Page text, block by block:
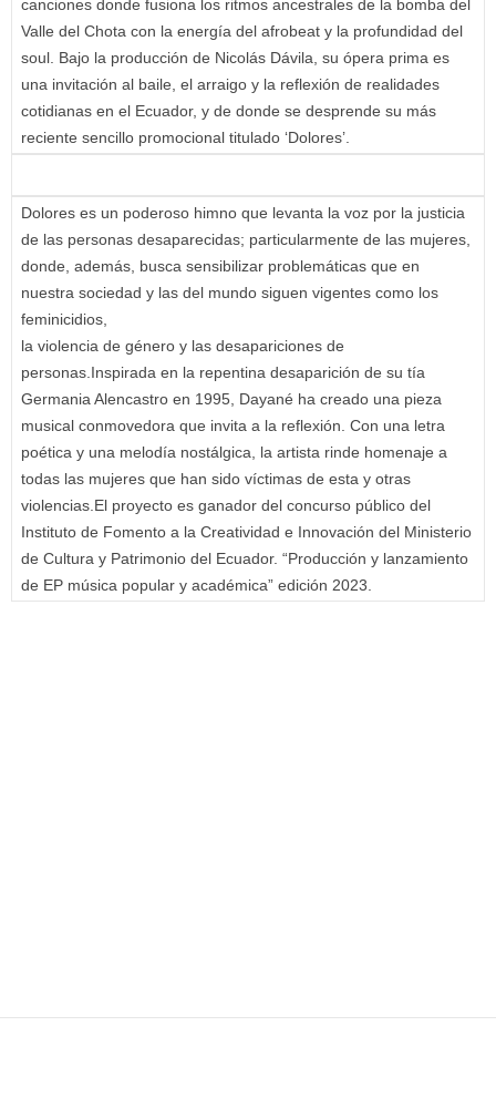
canciones donde fusiona los ritmos ancestrales de la bomba del
Valle del Chota con la energía del afrobeat y la profundidad del
soul. Bajo la producción de Nicolás Dávila, su ópera prima es
una invitación al baile, el arraigo y la reflexión de realidades
cotidianas en el Ecuador, y de donde se desprende su más
reciente sencillo promocional titulado ‘Dolores’.
Dolores es un poderoso himno que levanta la voz por la justicia
de las personas desaparecidas; particularmente de las mujeres,
donde, además, busca sensibilizar problemáticas que en
nuestra sociedad y las del mundo siguen vigentes como los
feminicidios,
la violencia de género y las desapariciones de
personas.Inspirada en la repentina desaparición de su tía
Germania Alencastro en 1995, Dayané ha creado una pieza
musical conmovedora que invita a la reflexión. Con una letra
poética y una melodía nostálgica, la artista rinde homenaje a
todas las mujeres que han sido víctimas de esta y otras
violencias.El proyecto es ganador del concurso público del
Instituto de Fomento a la Creatividad e Innovación del Ministerio
de Cultura y Patrimonio del Ecuador. “Producción y lanzamiento
de EP música popular y académica” edición 2023.